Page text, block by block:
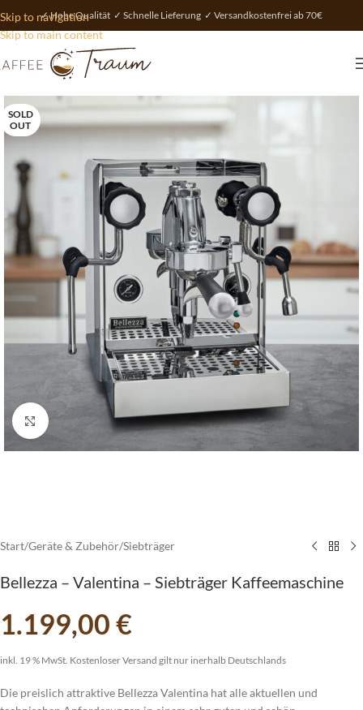
Skip to navigation
Skip to main content
✓ Hohe Qualität ✓ Schnelle Lieferung ✓ Versandkostenfrei ab 70€
SOLD
OUT
vergrößern
Start/Geräte & Zubehör/Siebträger
Bellezza – Valentina – Siebträger Kaffeemaschine
1.199,00€
inkl. 19 % MwSt. Kostenloser Versand gilt nur inerhalb Deutschlands
Die preislich attraktive Bellezza Valentina hat alle aktuellen und